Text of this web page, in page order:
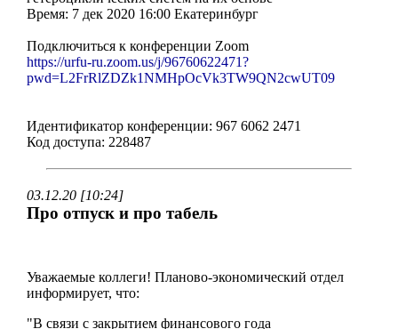
Время: 7 дек 2020 16:00 Екатеринбург
Подключиться к конференции Zoom
https://urfu-ru.zoom.us/j/96760622471?
pwd=L2FrRlZDZk1NMHpOcVk3TW9QN2cwUT09
Идентификатор конференции: 967 6062 2471
Код доступа: 228487
03.12.20 [10:24]
Про отпуск и про табель
Уважаемые коллеги! Планово-экономический отдел
информирует, что:
"В связи с закрытием финансового года